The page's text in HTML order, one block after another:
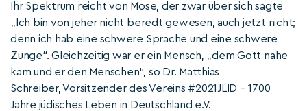
Ihr Spektrum reicht von Mose, der zwar über sich sagte
„Ich bin von jeher nicht beredt gewesen, auch jetzt nicht;
denn ich hab eine schwere Sprache und eine schwere
Zunge“. Gleichzeitig war er ein Mensch, „dem Gott nahe
kam und er den Menschen“, so Dr. Matthias
Schreiber, Vorsitzender des Vereins #2021JLID – 1700
Jahre jüdisches Leben in Deutschland e.V.